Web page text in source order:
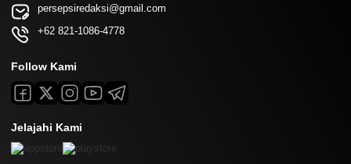
persepsiredaksi@gmail.com
+62 821-1086-4778
Follow Kami
Jelajahi Kami